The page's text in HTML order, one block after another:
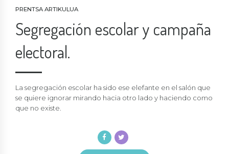
PRENTSA ARTIKULUA
Segregación escolar y campaña
electoral.
La segregación escolar ha sido ese elefante en el salón que
se quiere ignorar mirando hacia otro lado y haciendo como
que no existe.